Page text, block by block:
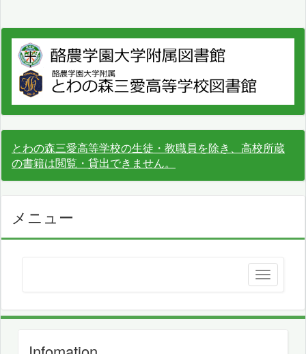
とわの森三愛高等学校の生徒・教職員を除き、高校所蔵
の書籍は閲覧・貸出できません。
メニュー